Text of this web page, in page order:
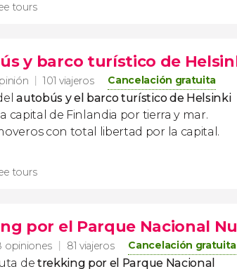
tours
y barco turístico de
101 viajeros Cancelación gratuita
autobús y el barco turístico de Helsinki
capital de Finlandia por tierra y mar.
con total libertad por la capital.
tours
por el Parque Nacional
opiniones 81 viajeros Cancelación gratuita
de trekking por el Parque Nacional